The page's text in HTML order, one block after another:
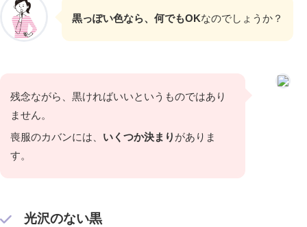
黒っぽい色なら、何でもOKなのでしょうか？
残念ながら、黒ければいいというものではあり
ません。
喪服のカバンには、 いくつか決まり がありま
す。
光沢のない黒